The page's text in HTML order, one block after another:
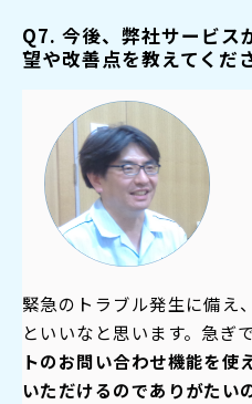
Q7. 今後、弊社サービス
望や改善点を教えてくだ
緊急のトラブル発生に備え
といいなと思います。急ぎ
トのお問い合わせ機能を使
いただけるのでありがたい